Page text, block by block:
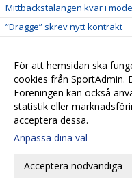
Mittbackstalangen kvar i
”Dragge” skrev nytt kontrakt
Eskilsseger och nu väntar
Kan Eskils försvara
Pringle gör come back som
Patrik Ingelsten avslutar sitt
Eskilsminne IF
Rutinerad målvakt klar för Eskils
För att hemsidan ska
cookies från SportAdmin.
Föreningen kan också
statistik eller
acceptera dessa.
Anpassa dina val
Acceptera nödvändiga